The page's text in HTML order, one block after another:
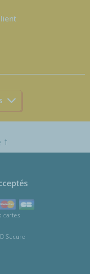
↑
cartes
Secure